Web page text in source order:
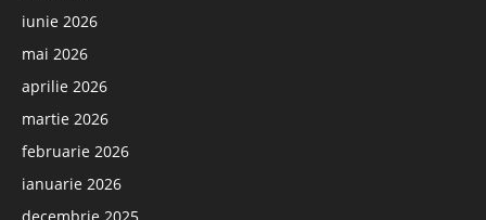
iunie 2026
mai 2026
aprilie 2026
martie 2026
februarie 2026
ianuarie 2026